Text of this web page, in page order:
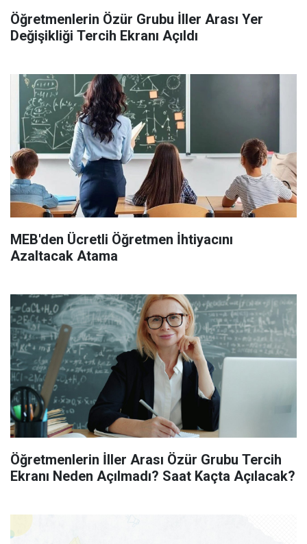
Öğretmenlerin Özür Grubu İller Arası Yer
Değişikliği Tercih Ekranı Açıldı
MEB'den Ücretli Öğretmen İhtiyacını
Azaltacak Atama
Öğretmenlerin İller Arası Özür Grubu Tercih
Ekranı Neden Açılmadı? Saat Kaçta Açılacak?